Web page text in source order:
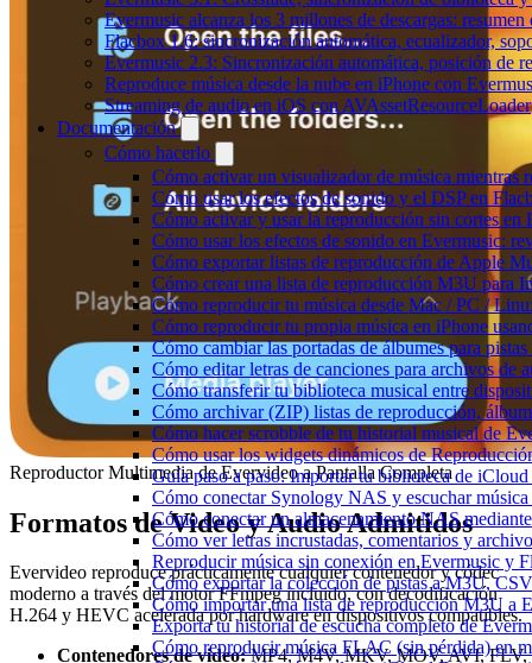
Evermusic alcanza los 3 millones de descargas: resumen
Flacbox 1.6: sincronización automática, ecualizador,
Evermusic 2.3: Sincronización automática, posición de
Reproduce música desde la nube en iPhone con
Streaming de audio en iOS con AVAssetResourceLoader
Documentación
Cómo hacerlo
Cómo activar un visualizador de música mientras
Cómo usar los efectos de sonido y el DSP en
Cómo activar y usar la reproducción sin cortes en
Cómo usar los efectos de sonido en Evermusic:
Cómo exportar listas de reproducción de Apple
Cómo crear una lista de reproducción M3U para
Cómo reproducir tu música desde Mac / PC /
Cómo reproducir tu propia música en iPhone
Cómo cambiar las portadas de álbumes para
Cómo editar letras de canciones para archivos de
Cómo transferir tu biblioteca musical entre
Cómo archivar (ZIP) listas de reproducción,
Cómo hacer scrobble de tu historial musical de
Cómo usar los widgets dinámicos de
Guía paso a paso: Importar tu biblioteca de
Cómo conectar Synology NAS y escuchar
Cómo conectar un almacenamiento NAS
Cómo ver letras incrustadas, comentarios y
Reproducir música sin conexión en Evermusic y
Cómo exportar la colección de pistas a M3U,
Cómo importar una lista de reproducción M3U a
Exporta tu historial de escucha completo de
Cómo reproducir música FLAC (sin pérdida) en
Reproductor Multimedia de Evervideo a Pantalla Completa
Formatos de Video y Audio Admitidos
Evervideo reproduce prácticamente cualquier contenedor y códec
moderno a través del motor FFmpeg incluido, con decodificación
H.264 y HEVC acelerada por hardware en dispositivos compatibles.
Contenedores de video:MP4, M4V, MKV, MOV, AVI, FLV,